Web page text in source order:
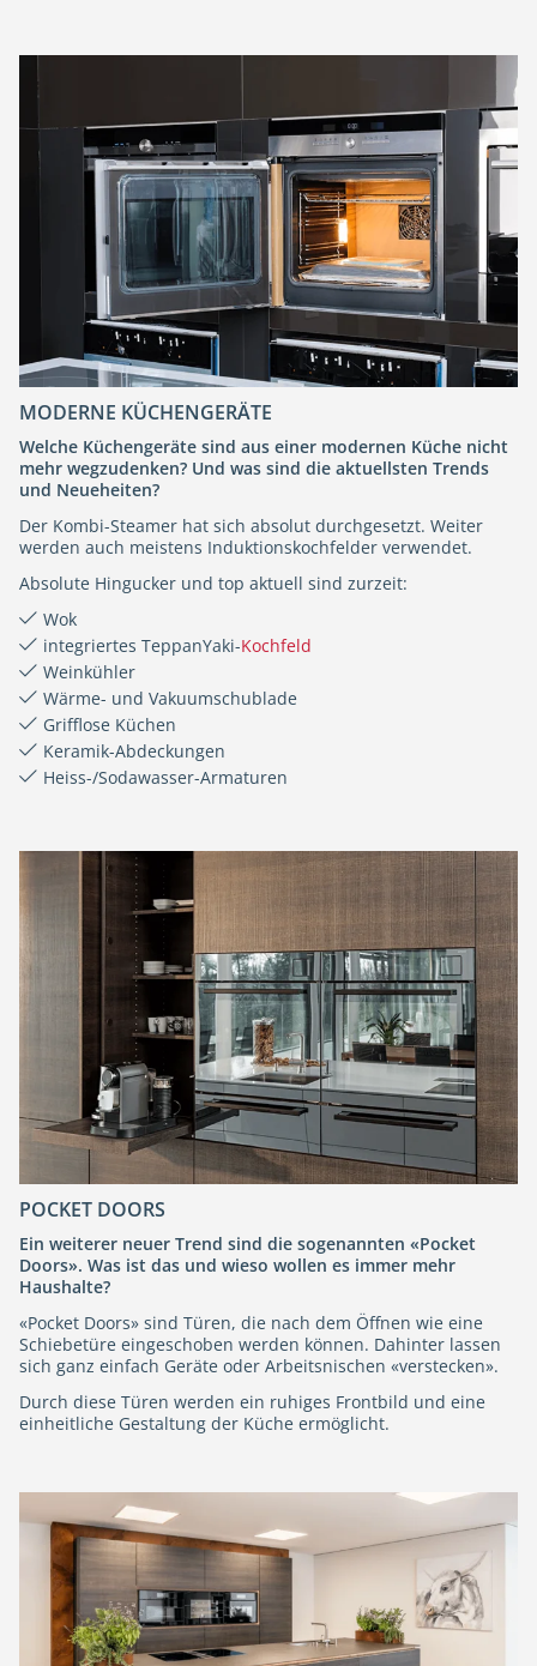
MODERNE KÜCHENGERÄTE
Welche Küchengeräte sind aus einer modernen Küche nicht
mehr wegzudenken? Und was sind die aktuellsten Trends
und Neueheiten?
Der Kombi-Steamer hat sich absolut durchgesetzt. Weiter
werden auch meistens Induktionskochfelder verwendet.
Absolute Hingucker und top aktuell sind zurzeit:
Wok
integriertes TeppanYaki-Kochfeld
Weinkühler
Wärme- und Vakuumschublade
Grifflose Küchen
Keramik-Abdeckungen
Heiss-/Sodawasser-Armaturen
POCKET DOORS
Ein weiterer neuer Trend sind die sogenannten «Pocket
Doors». Was ist das und wieso wollen es immer mehr
Haushalte?
«Pocket Doors» sind Türen, die nach dem Öffnen wie eine
Schiebetüre eingeschoben werden können. Dahinter lassen
sich ganz einfach Geräte oder Arbeitsnischen «verstecken».
Durch diese Türen werden ein ruhiges Frontbild und eine
einheitliche Gestaltung der Küche ermöglicht.